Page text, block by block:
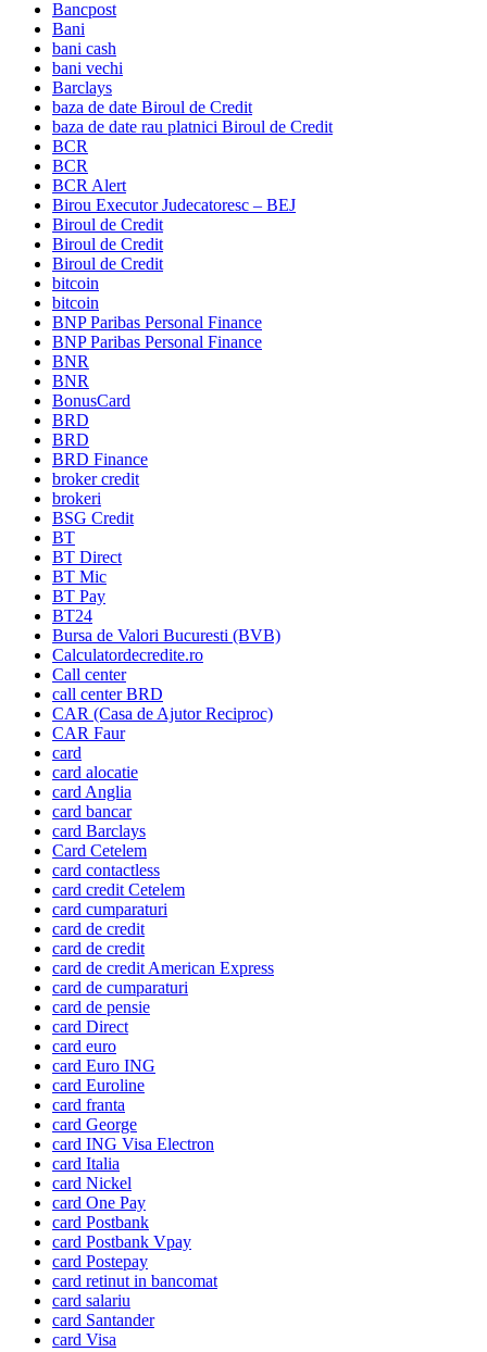
Bancpost
Bani
bani cash
bani vechi
Barclays
baza de date Biroul de Credit
baza de date rau platnici Biroul de Credit
BCR
BCR
BCR Alert
Birou Executor Judecatoresc – BEJ
Biroul de Credit
Biroul de Credit
Biroul de Credit
bitcoin
bitcoin
BNP Paribas Personal Finance
BNP Paribas Personal Finance
BNR
BNR
BonusCard
BRD
BRD
BRD Finance
broker credit
brokeri
BSG Credit
BT
BT Direct
BT Mic
BT Pay
BT24
Bursa de Valori Bucuresti (BVB)
Calculatordecredite.ro
Call center
call center BRD
CAR (Casa de Ajutor Reciproc)
CAR Faur
card
card alocatie
card Anglia
card bancar
card Barclays
Card Cetelem
card contactless
card credit Cetelem
card cumparaturi
card de credit
card de credit
card de credit American Express
card de cumparaturi
card de pensie
card Direct
card euro
card Euro ING
card Euroline
card franta
card George
card ING Visa Electron
card Italia
card Nickel
card One Pay
card Postbank
card Postbank Vpay
card Postepay
card retinut in bancomat
card salariu
card Santander
card Visa